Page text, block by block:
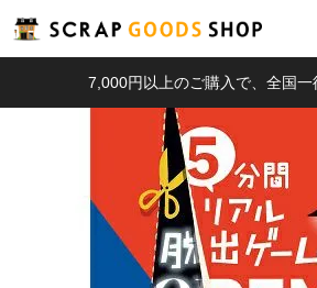
7,000円以上のご購入で、全国一